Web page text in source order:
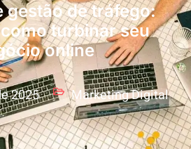
gestão de tráfego:
turbinar seu
online
2025 Marketing Digital